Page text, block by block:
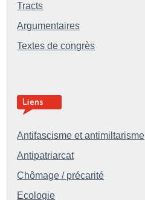
Tracts
Argumentaires
Textes de congrès
Antifascisme et antimiltarisme
Antipatriarcat
Chômage / précarité
Ecologie